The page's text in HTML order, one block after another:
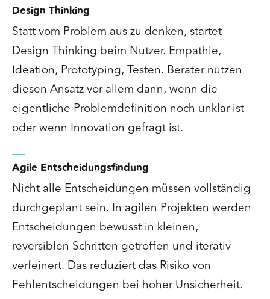
Design Thinking
Statt vom Problem aus zu denken, startet
Design Thinking beim Nutzer. Empathie,
Ideation, Prototyping, Testen. Berater nutzen
diesen Ansatz vor allem dann, wenn die
eigentliche Problemdefinition noch unklar ist
oder wenn Innovation gefragt ist.
Agile Entscheidungsfindung
Nicht alle Entscheidungen müssen vollständig
durchgeplant sein. In agilen Projekten werden
Entscheidungen bewusst in kleinen,
reversiblen Schritten getroffen und iterativ
verfeinert. Das reduziert das Risiko von
Fehlentscheidungen bei hoher Unsicherheit.